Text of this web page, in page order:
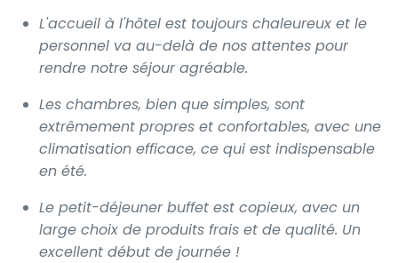
L'accueil à l'hôtel est toujours chaleureux et le
personnel va au-delà de nos attentes pour
rendre notre séjour agréable.
Les chambres, bien que simples, sont
extrêmement propres et confortables, avec une
climatisation efficace, ce qui est indispensable
en été.
Le petit-déjeuner buffet est copieux, avec un
large choix de produits frais et de qualité. Un
excellent début de journée !